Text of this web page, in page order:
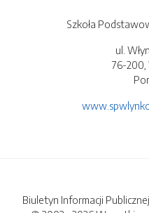
Szkoła
ul.
76-200,
Biuletyn Informacji Publicznej